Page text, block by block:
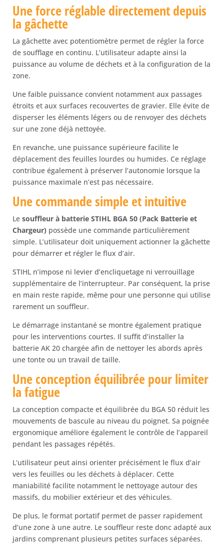
Une force réglable directement depuis
la gâchette
La gâchette avec potentiomètre permet de régler la force
de soufflage en continu. L’utilisateur adapte ainsi la
puissance au volume de déchets et à la configuration de la
zone.
Une faible puissance convient notamment aux passages
étroits et aux surfaces recouvertes de gravier. Elle évite de
disperser les éléments légers ou de renvoyer des déchets
sur une zone déjà nettoyée.
En revanche, une puissance supérieure facilite le
déplacement des feuilles lourdes ou humides. Ce réglage
contribue également à préserver l’autonomie lorsque la
puissance maximale n’est pas nécessaire.
Une commande simple et intuitive
Le souffleur à batterie STIHL BGA 50 (Pack Batterie et
Chargeur) possède une commande particulièrement
simple. L’utilisateur doit uniquement actionner la gâchette
pour démarrer et régler le flux d’air.
STIHL n’impose ni levier d’encliquetage ni verrouillage
supplémentaire de l’interrupteur. Par conséquent, la prise
en main reste rapide, même pour une personne qui utilise
rarement un souffleur.
Le démarrage instantané se montre également pratique
pour les interventions courtes. Il suffit d’installer la
batterie AK 20 chargée afin de nettoyer les abords après
une tonte ou un travail de taille.
Une conception équilibrée pour limiter
la fatigue
La conception compacte et équilibrée du BGA 50 réduit les
mouvements de bascule au niveau du poignet. Sa poignée
ergonomique améliore également le contrôle de l’appareil
pendant les passages répétés.
L’utilisateur peut ainsi orienter précisément le flux d’air
vers les feuilles ou les déchets à déplacer. Cette
maniabilité facilite notamment le nettoyage autour des
massifs, du mobilier extérieur et des véhicules.
De plus, le format portatif permet de passer rapidement
d’une zone à une autre. Le souffleur reste donc adapté aux
jardins comprenant plusieurs petites surfaces séparées.